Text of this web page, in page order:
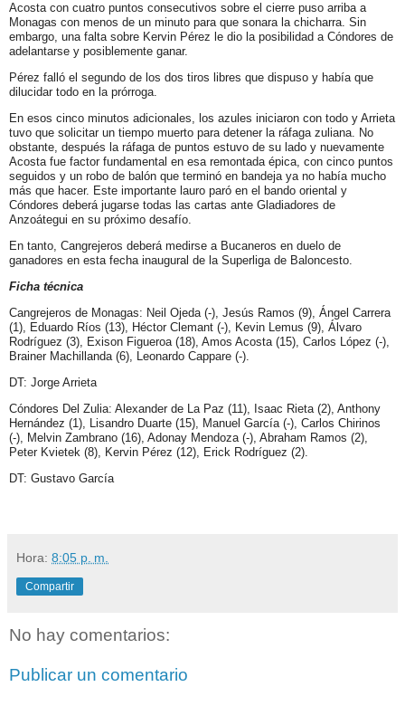
Acosta con cuatro puntos consecutivos sobre el cierre puso arriba a
Monagas con menos de un minuto para que sonara la chicharra. Sin
embargo, una falta sobre Kervin Pérez le dio la posibilidad a Cóndores de
adelantarse y posiblemente ganar.
Pérez falló el segundo de los dos tiros libres que dispuso y había que
dilucidar todo en la prórroga.
En esos cinco minutos adicionales, los azules iniciaron con todo y Arrieta
tuvo que solicitar un tiempo muerto para detener la ráfaga zuliana. No
obstante, después la ráfaga de puntos estuvo de su lado y nuevamente
Acosta fue factor fundamental en esa remontada épica, con cinco puntos
seguidos y un robo de balón que terminó en bandeja ya no había mucho
más que hacer. Este importante lauro paró en el bando oriental y
Cóndores deberá jugarse todas las cartas ante Gladiadores de
Anzoátegui en su próximo desafío.
En tanto, Cangrejeros deberá medirse a Bucaneros en duelo de
ganadores en esta fecha inaugural de la Superliga de Baloncesto.
Ficha técnica
Cangrejeros de Monagas: Neil Ojeda (-), Jesús Ramos (9), Ángel Carrera
(1), Eduardo Ríos (13), Héctor Clemant (-), Kevin Lemus (9), Álvaro
Rodríguez (3), Exison Figueroa (18), Amos Acosta (15), Carlos López (-),
Brainer Machillanda (6), Leonardo Cappare (-).
DT: Jorge Arrieta
Cóndores Del Zulia: Alexander de La Paz (11), Isaac Rieta (2), Anthony
Hernández (1), Lisandro Duarte (15), Manuel García (-), Carlos Chirinos
(-), Melvin Zambrano (16), Adonay Mendoza (-), Abraham Ramos (2),
Peter Kvietek (8), Kervin Pérez (12), Erick Rodríguez (2).
DT: Gustavo García
Hora: 8:05 p. m.
Compartir
No hay comentarios:
Publicar un comentario